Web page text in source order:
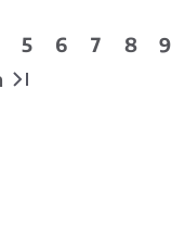
Page
5 Page
6 Page
7 Page
8
9